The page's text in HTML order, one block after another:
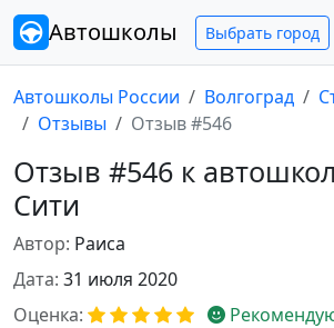
Автошколы Выбрать город
Автошколы России Волгоград
Отзывы
Отзыв #546
Отзыв #546 к
Сити
Автор: Раиса
Дата: 31 июля 2020
Оценка: